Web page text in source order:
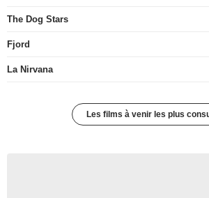
The Dog Stars
Fjord
La Nirvana
Les films à venir les plus